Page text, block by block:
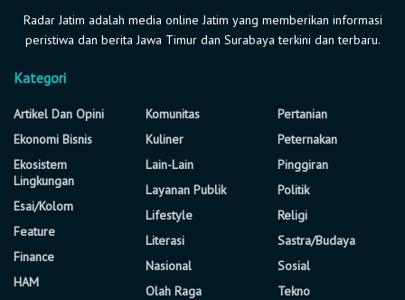
Radar Jatim adalah media online Jatim yang memberikan informasi
peristiwa dan berita Jawa Timur dan Surabaya terkini dan terbaru.
Kategori
Artikel Dan Opini
Ekonomi Bisnis
Ekosistem
Lingkungan
Esai/Kolom
Feature
Finance
HAM
Komunitas
Kuliner
Lain-Lain
Layanan Publik
Lifestyle
Literasi
Nasional
Olah Raga
Pertanian
Peternakan
Pinggiran
Politik
Religi
Sastra/Budaya
Sosial
Tekno